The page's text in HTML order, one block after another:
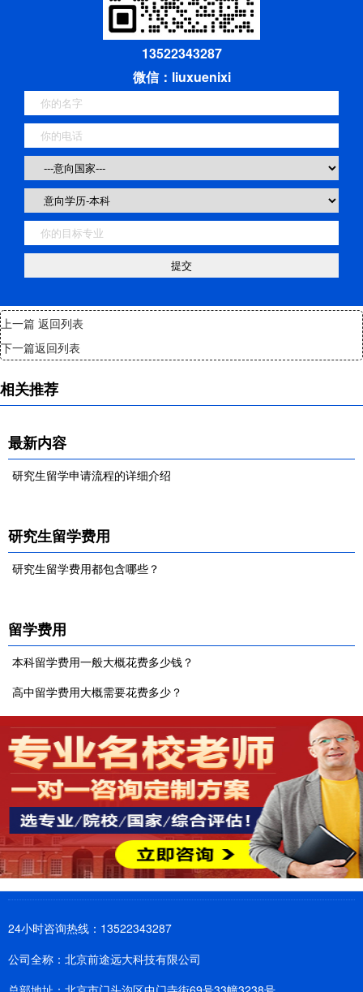
13522343287
微信：liuxuenixi
上一篇 返回列表
下一篇返回列表
相关推荐
最新内容
研究生留学申请流程的详细介绍
研究生留学费用
研究生留学费用都包含哪些？
留学费用
本科留学费用一般大概花费多少钱？
高中留学费用大概需要花费多少？
24小时咨询热线：13522343287
公司全称：北京前途远大科技有限公司